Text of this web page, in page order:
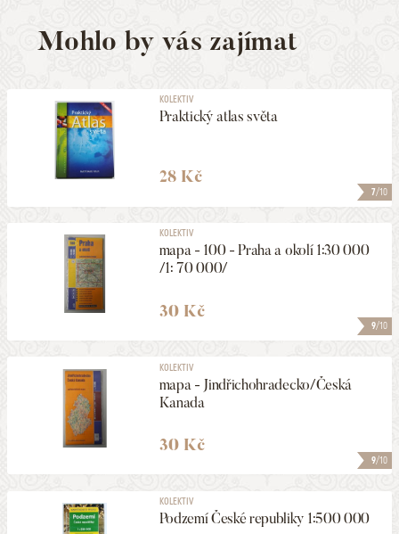
Mohlo by vás zajímat
7/10
KOLEKTIV
Praktický atlas světa
28 Kč
9/10
KOLEKTIV
mapa - 100 - Praha a okolí 1:30 000
/1: 70 000/
30 Kč
9/10
KOLEKTIV
mapa - Jindřichohradecko/Česká
Kanada
30 Kč
KOLEKTIV
Podzemí České republiky 1:500 000